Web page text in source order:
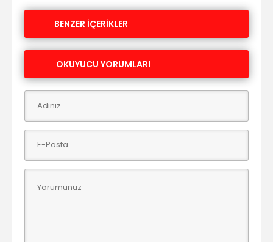
BENZER İÇERİKLER
OKUYUCU YORUMLARI